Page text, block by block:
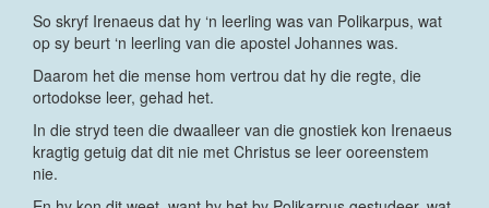
So skryf Irenaeus dat hy ‘n leerling was van Polikarpus, wat
op sy beurt ‘n leerling van die apostel Johannes was.
Daarom het die mense hom vertrou dat hy die regte, die
ortodokse leer, gehad het.
In die stryd teen die dwaalleer van die gnostiek kon Irenaeus
kragtig getuig dat dit nie met Christus se leer ooreenstem
nie.